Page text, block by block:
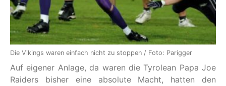
Die Vikings waren einfach nicht zu stoppen / Foto: Parigger
Auf eigener Anlage, da waren die Tyrolean Papa Joe
Raiders bisher eine absolute Macht, hatten den